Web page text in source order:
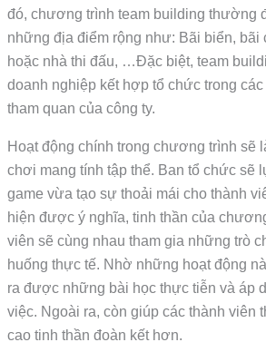
đó, chương trình team building thường
những địa điểm rộng như: Bãi biển, bãi
hoặc nhà thi đấu, …Đặc biệt, team
doanh nghiệp kết hợp tổ chức trong
tham quan của công ty.
Hoạt động chính trong chương trình sẽ
chơi mang tính tập thể. Ban tổ chức sẽ
game vừa tạo sự thoải mái cho thành
hiện được ý nghĩa, tinh thần của
viên sẽ cùng nhau tham gia những trò
huống thực tế. Nhờ những hoạt động
ra được những bài học thực tiễn và áp
việc. Ngoài ra, còn giúp các thành viên
cao tinh thần đoàn kết hơn.